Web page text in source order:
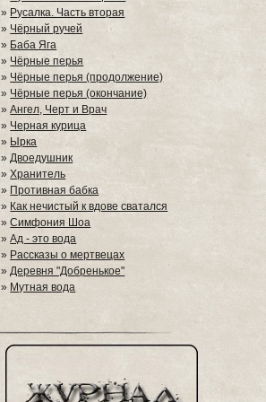
» Русалка. Часть вторая
» Чёрный ручей
» Баба Яга
»Чёрные перья
» Чёрные перья (продолжение)
» Чёрные перья (окончание)
»Ангел, Черт и Врач
» Черная курица
» Ырка
»Двоедушник
»Хранитель
» Противная бабка
» Как нечистый к вдове сватался
»Симфония Шоа
»Ад - это вода
» Рассказы о мертвецах
»Деревня "Добренькое"
» Мутная вода